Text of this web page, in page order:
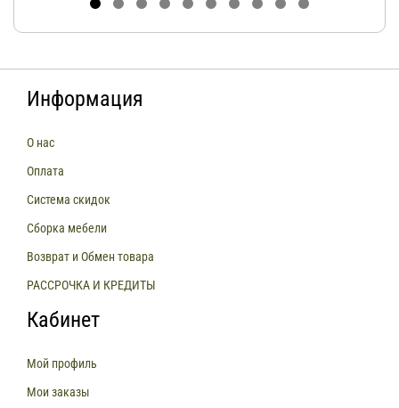
Информация
О нас
Оплата
Система скидок
Сборка мебели
Возврат и Обмен товара
РАССРОЧКА И КРЕДИТЫ
Кабинет
Мой профиль
Мои заказы